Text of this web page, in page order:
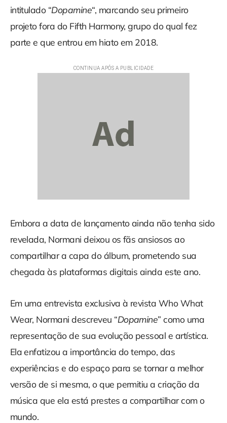
intitulado “Dopamine“, marcando seu primeiro
projeto fora do Fifth Harmony, grupo do qual fez
parte e que entrou em hiato em 2018.
Embora a data de lançamento ainda não tenha sido
revelada, Normani deixou os fãs ansiosos ao
compartilhar a capa do álbum, prometendo sua
chegada às plataformas digitais ainda este ano.
Em uma entrevista exclusiva à revista Who What
Wear, Normani descreveu “Dopamine” como uma
representação de sua evolução pessoal e artística.
Ela enfatizou a importância do tempo, das
experiências e do espaço para se tornar a melhor
versão de si mesma, o que permitiu a criação da
música que ela está prestes a compartilhar com o
mundo.